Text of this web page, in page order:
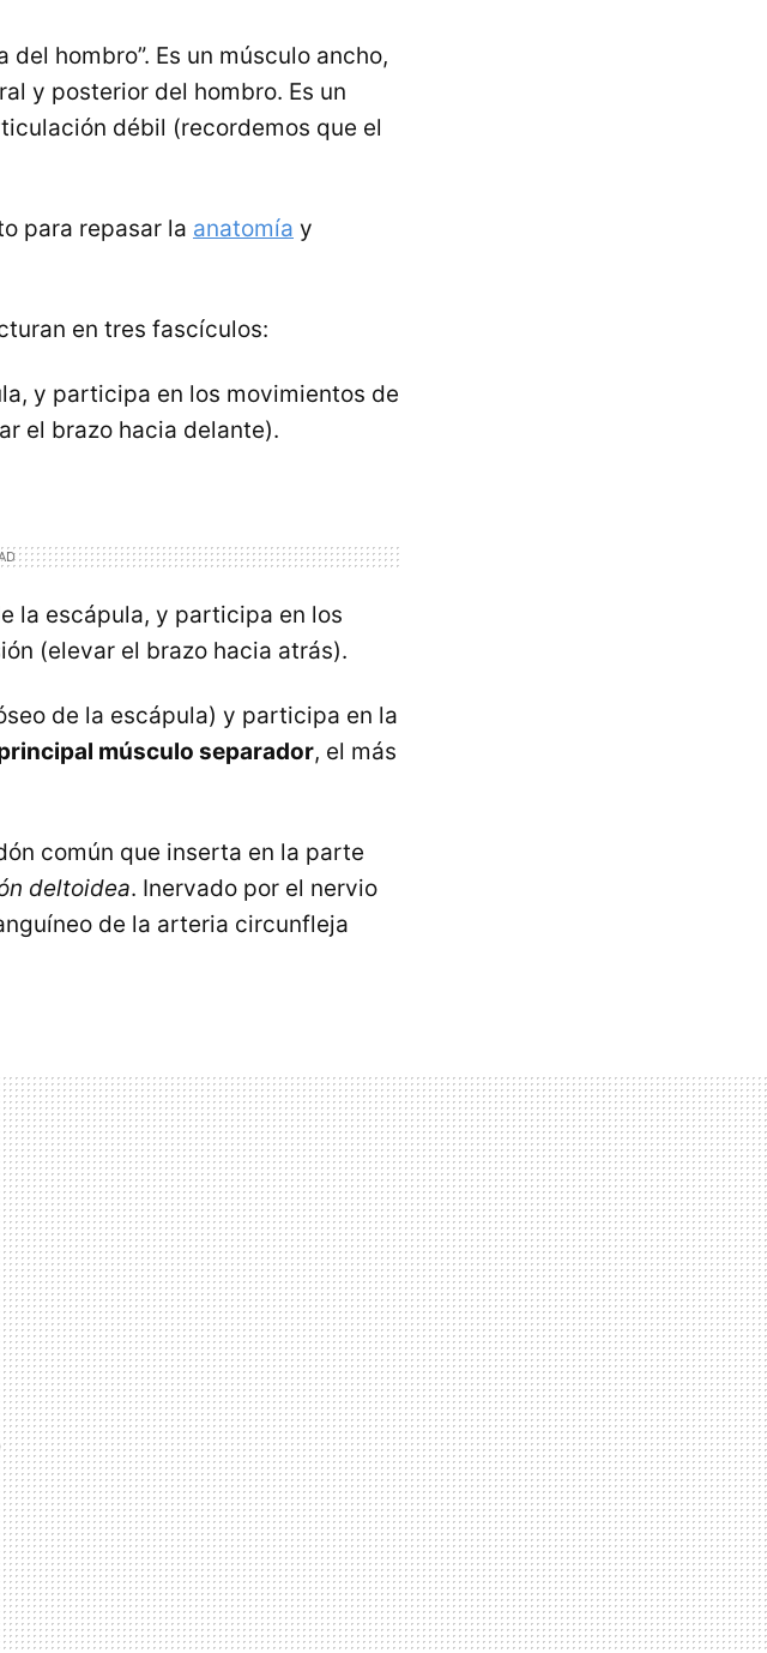
del hombro”. Es un músculo ancho,
y posterior del hombro. Es un
débil (recordemos que el
para repasar la anatomía y
en tres fascículos:
y participa en los movimientos de
el brazo hacia delante).
la escápula, y participa en los
(elevar el brazo hacia atrás).
de la escápula) y participa en la
músculo separador, el más
común que inserta en la parte
deltoidea. Inervado por el nervio
de la arteria circunfleja